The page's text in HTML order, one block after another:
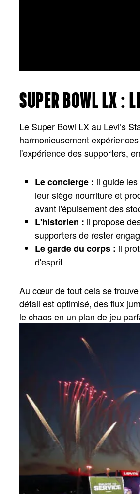
SUPER BOWL LX :
Le Super Bowl LX au Levi’s
harmonieusement
l'expérience des supporters,
Le concierge : il guide
leur siège nourriture et
avant l'épuisement des
L'historien : il propose
supporters de rester
Le garde du corps : il
d'esprit.
Au cœur de tout cela se
détail est optimisé, des flux
le chaos en un plan de jeu